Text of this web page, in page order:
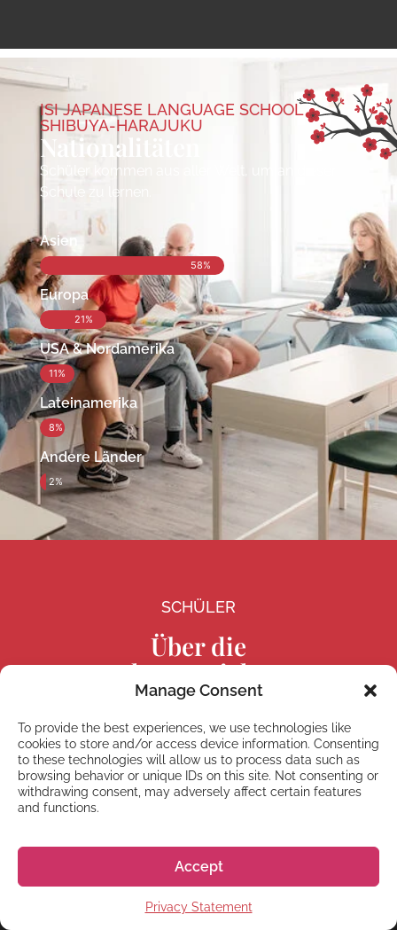
Manage Consent
To provide the best experiences, we use technologies like
cookies to store and/or access device information. Consenting
to these technologies will allow us to process data such as
browsing behavior or unique IDs on this site. Not consenting or
withdrawing consent, may adversely affect certain features
and functions.
Accept
Privacy Statement
ISI JAPANESE LANGUAGE SCHOOL
SHIBUYA-HARAJUKU
Nationalitäten
Schüler kommen aus aller Welt, um an dieser
Schule zu lernen.
Asien
58%
Europa
21%
USA & Nordamerika
11%
Lateinamerika
8%
Andere Länder
2%
SCHÜLER
Über die
Krankenversicherung
Erfahre mehr
TASCHENRECHNER
Lebenshaltungskosten-